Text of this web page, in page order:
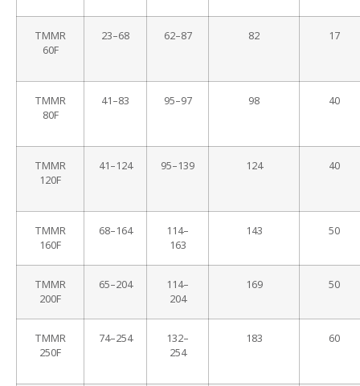
TMMR
60F
23–68 62–87 82 17
TMMR
80F
41–83 95–97 98 40
TMMR
120F
41–124 95–139 124 40
TMMR
160F
68–164
114–
163
143 50
TMMR
200F
65–204
114–
204
169 50
TMMR
250F
74–254
132–
254
183 60